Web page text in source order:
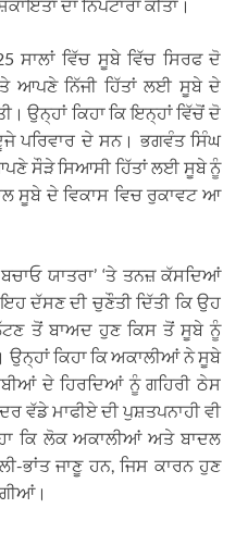
ਦਾ ਨਿਪਟਾਰਾ ਕੀਤਾ।
ਸਾਲਾਂ ਵਿੱਚ ਸੂਬੇ ਵਿੱਚ ਸਿਰਫ ਦੋ
ਆਪਣੇ ਨਿੱਜੀ ਹਿੱਤਾਂ ਲਈ ਸੂਬੇ ਦੇ
ਉਨ੍ਹਾਂ ਕਿਹਾ ਕਿ ਇਨ੍ਹਾਂ ਵਿੱਚੋਂ ਦੋ
ਪਰਿਵਾਰ ਦੇ ਸਨ। ਭਗਵੰਤ ਸਿੰਘ
ਸੌੜੇ ਸਿਆਸੀ ਹਿੱਤਾਂ ਲਈ ਸੂਬੇ ਨੂੰ
ਸੂਬੇ ਦੇ ਵਿਕਾਸ ਵਿਚ ਰੁਕਾਵਟ ਆ
ਯਾਤਰਾ’ ‘ਤੇ ਤਨਜ਼ ਕੱਸਦਿਆਂ
ਦੱਸਣ ਦੀ ਚੁਣੌਤੀ ਦਿੱਤੀ ਕਿ ਉਹ
ਤੋਂ ਬਾਅਦ ਹੁਣ ਕਿਸ ਤੋਂ ਸੂਬੇ ਨੂੰ
ਉਨ੍ਹਾਂ ਕਿਹਾ ਕਿ ਅਕਾਲੀਆਂ ਨੇ ਸੂਬੇ
ਦੇ ਹਿਰਦਿਆਂ ਨੂੰ ਗਹਿਰੀ ਠੇਸ
ਮਾਫੀਏ ਦੀ ਪੁਸ਼ਤਪਨਾਹੀ ਵੀ
ਕਿ ਲੋਕ ਅਕਾਲੀਆਂ ਅਤੇ ਬਾਦਲ
ਭਾਂਤ ਜਾਣੂ ਹਨ, ਜਿਸ ਕਾਰਨ ਹੁਣ